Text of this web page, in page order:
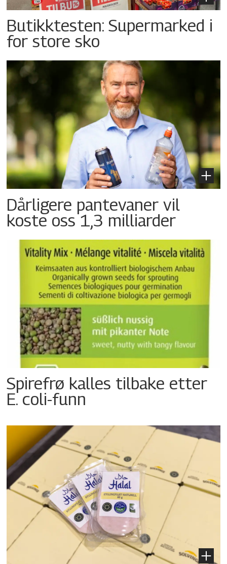
Butikktesten: Supermarked i
for store sko
Dårligere pantevaner vil
koste oss 1,3 milliarder
Spirefrø kalles tilbake etter
E. coli-funn